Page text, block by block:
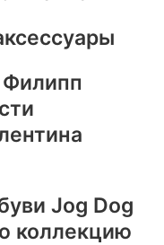
Филипп
Jog Dog
коллекцию